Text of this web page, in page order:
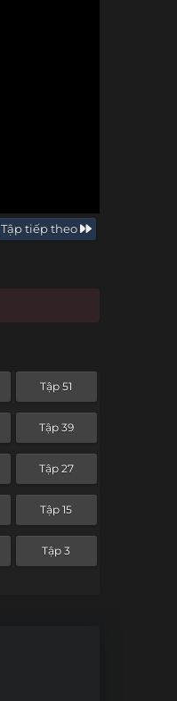
Tập tiếp theo
Tập 51
Tập 39
Tập 27
Tập 15
Tập 3